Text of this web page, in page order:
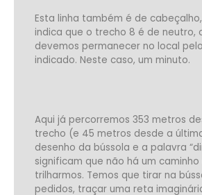
Esta linha também é de
indica que o trecho 8 é de neutro,
devemos permanecer no local
indicado. Neste caso, um minuto.
Aqui já percorremos 353 metros
trecho (e 45 metros desde a
desenho da bússola e a palavra
significam que não há um
trilharmos. Temos que tirar na
pedidos, traçar uma reta